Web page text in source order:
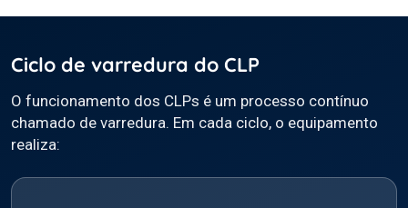
Ciclo de varredura do CLP
O funcionamento dos CLPs é um processo contínuo
chamado de varredura. Em cada ciclo, o equipamento
realiza: